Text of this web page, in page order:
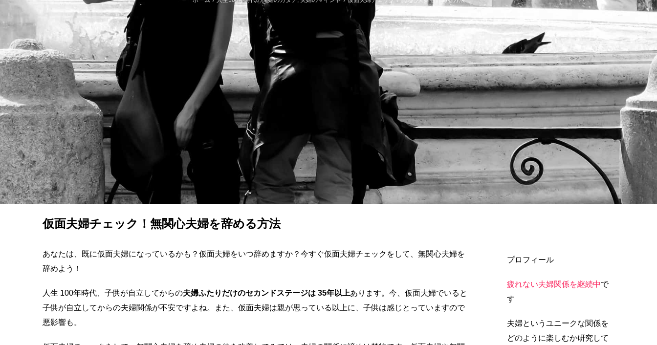
仮面夫婦チェック！無関心夫婦を辞める方法
あなたは、既に仮面夫婦になっているかも？仮面夫婦をいつ辞めますか？今すぐ仮面夫婦チェックをして、無関心夫婦を
辞めよう！
人生 100年時代、子供が自立してからの夫婦ふたりだけのセカンドステージは 35年以上あります。今、仮面夫婦でいると
子供が自立してからの夫婦関係が不安ですよね。また、仮面夫婦は親が思っている以上に、子供は感じとっていますので
悪影響も。
プロフィール
疲れない夫婦関係を継続中で
す
夫婦というユニークな関係を
どのように楽しむか研究して